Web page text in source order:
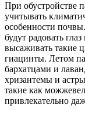
При обустройстве
учитывать
особенности
будут радовать
высаживать такие
гиацинты. Летом
бархатцами и
хризантемы и
такие как
привлекательно